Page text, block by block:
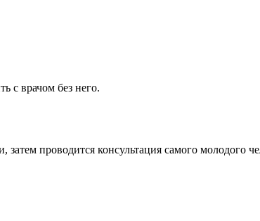
с врачом без него.
проводится консультация самого молодого